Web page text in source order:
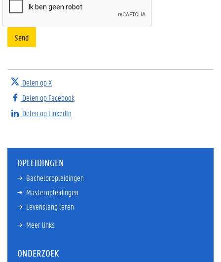
Send
Delen op X
Delen op Facebook
Delen op LinkedIn
OPLEIDINGEN
Bacheloropleidingen
Masteropleidingen
Levenslang leren
Meer links
ONDERZOEK